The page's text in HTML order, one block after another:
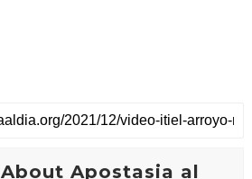
About Apostasia al